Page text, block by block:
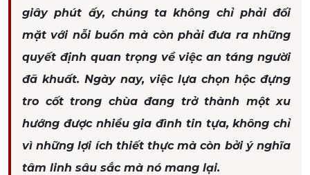
giây phút ấy, chúng ta không chỉ phải đối
mặt với nỗi buồn mà còn phải đưa ra những
quyết định quan trọng về việc an táng người
đã khuất. Ngày nay, việc lựa chọn hộc đựng
tro cốt trong chùa đang trở thành một xu
hướng được nhiều gia đình tin tựa, không chỉ
vì những lợi ích thiết thực mà còn bởi ý nghĩa
tâm linh sâu sắc mà nó mang lại.